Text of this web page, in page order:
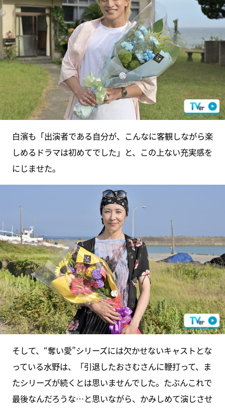
白濱も「出演者である自分が、こんなに客観しながら楽
しめるドラマは初めてでした」と、この上ない充実感を
にじませた。
そして、“奪い愛”シリーズには欠かせないキャストとな
っている水野は、「引退したおさむさんに鞭打って、ま
たシリーズが続くとは思いませんでした。たぶんこれで
最後なんだろうな…と思いながら、かみしめて演じさせ